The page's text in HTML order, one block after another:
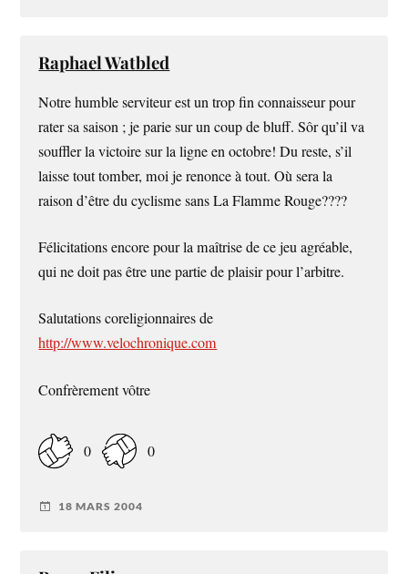
Raphael Watbled
Notre humble serviteur est un trop fin connaisseur pour
rater sa saison ; je parie sur un coup de bluff. Sôr qu’il va
souffler la victoire sur la ligne en octobre! Du reste, s’il
laisse tout tomber, moi je renonce à tout. Où sera la
raison d’être du cyclisme sans La Flamme Rouge????
Félicitations encore pour la maîtrise de ce jeu agréable,
qui ne doit pas être une partie de plaisir pour l’arbitre.
Salutations coreligionnaires de
http://www.velochronique.com
Confrèrement vôtre
0 0
18 MARS 2004